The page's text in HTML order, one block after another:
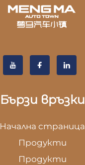
Бързи връзки
Начална страница
Продукти
Продукти